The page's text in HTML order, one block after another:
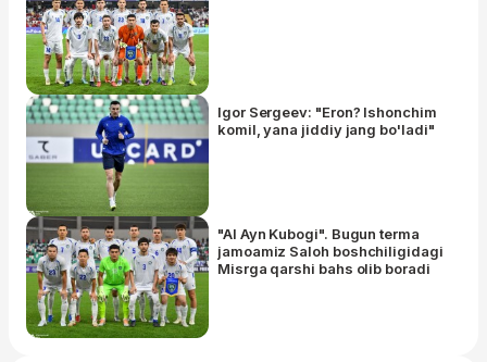
Igor Sergeev: "Eron? Ishonchim
komil, yana jiddiy jang bo'ladi"
"Al Ayn Kubogi". Bugun terma
jamoamiz Saloh boshchiligidagi
Misrga qarshi bahs olib boradi